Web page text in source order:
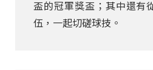
盃的冠軍獎盃；其中還有
伍，一起切磋球技。